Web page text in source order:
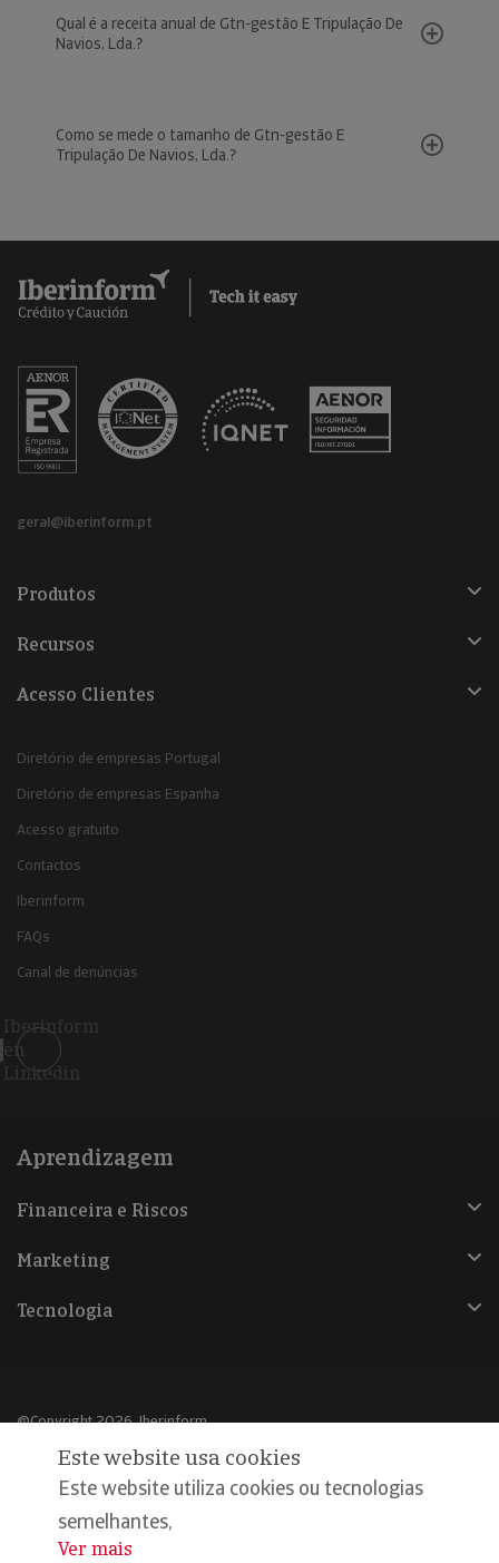
Qual é a receita anual de Gtn-gestão E Tripulação De
Navios, Lda.?
Como se mede o tamanho de Gtn-gestão E
Tripulação De Navios, Lda.?
geral@iberinform.pt
Produtos
Recursos
Acesso Clientes
Diretório de empresas Portugal
Diretório de empresas Espanha
Acesso gratuito
Contactos
Iberinform
FAQs
Canal de denúncias
Iberinform
en
Linkedin
Aprendizagem
Financeira e Riscos
Marketing
Tecnologia
@Copyright 2026, Iberinform
Política de cookies
Declaração de privacidade
Este website usa cookies
Este website utiliza cookies ou tecnologias
semelhantes,
...
Ver mais